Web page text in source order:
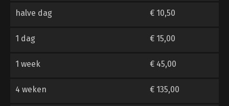
halve dag € 10,50
1 dag € 15,00
1 week € 45,00
4 weken € 135,00